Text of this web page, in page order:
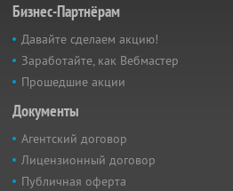
Бизнес-Партнёрам
Давайте сделаем акцию!
Заработайте, как Вебмастер
Прошедшие акции
Документы
Агентский договор
Лицензионный договор
Публичная оферта